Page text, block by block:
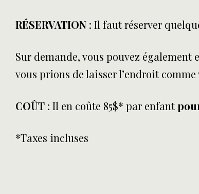
RÉSERVATION : Il faut réserver
Sur demande, vous pouvez également
vous prions de laisser l’endroit comme
COÛT : Il en coûte 85$* par enfant
*Taxes incluses